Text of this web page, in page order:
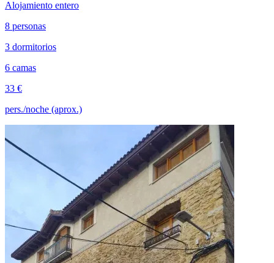
Alojamiento entero
8 personas
3 dormitorios
6 camas
33 €
pers./noche (aprox.)